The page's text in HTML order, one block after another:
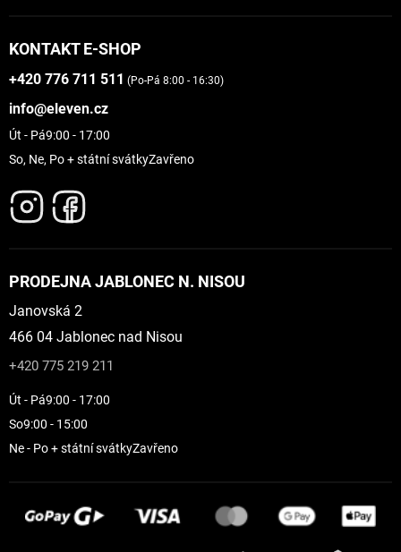
KONTAKT E-SHOP
+420 776 711 511 (Po-Pá 8:00 - 16:30)
info@eleven.cz
Út - Pá9:00 - 17:00
So, Ne, Po + státní svátkyZavřeno
PRODEJNA JABLONEC N. NISOU
Janovská 2
466 04 Jablonec nad Nisou
+420 775 219 211
Út - Pá9:00 - 17:00
So9:00 - 15:00
Ne - Po + státní svátkyZavřeno